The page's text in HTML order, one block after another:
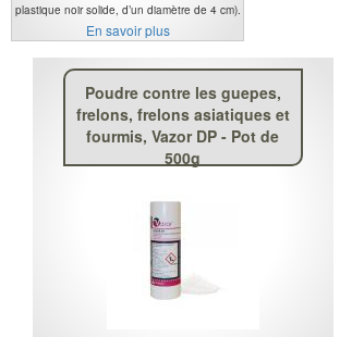
plastique noir solide, d’un diamètre de 4 cm).
En savoir plus
Poudre contre les guepes,
frelons, frelons asiatiques et
fourmis, Vazor DP - Pot de
500g